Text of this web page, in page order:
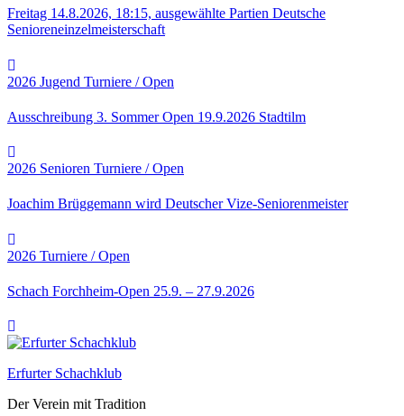
Freitag 14.8.2026, 18:15, ausgewählte Partien Deutsche
Senioreneinzelmeisterschaft
2026 Jugend Turniere / Open
Ausschreibung 3. Sommer Open 19.9.2026 Stadtilm
2026 Senioren Turniere / Open
Joachim Brüggemann wird Deutscher Vize-Seniorenmeister
2026 Turniere / Open
Schach Forchheim-Open 25.9. – 27.9.2026
Erfurter Schachklub
Der Verein mit Tradition